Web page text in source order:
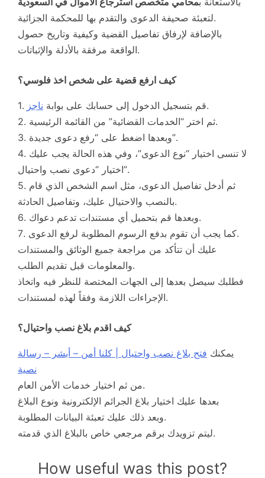
لتعبئة صحيفة الدعوى والتقدم بها للمحكمة الجزائية.
بالإضافة لإرفاق تفاصيل القضية وكيفية وتاريخ حصول
الواقعة مرفقة بالأدلة والإثباتات.
كيف ارفع قضية على شخص اخذ فلوسي؟
1. قم بتسجيل الدخول إلى حسابك على بوابة ناجز
.
2. ثم اختر “الخدمات القضائية” من القائمة الرئيسية.
3. وبعدها اضغط على “رفع دعوى جديدة”.
4. لا تنسى اختيار “نوع الدعوى”، وفي هذه الحالة يجب عليك
اختيار “دعوى نصب واحتيال”.
5. ثم أدخل تفاصيل الدعوى، مثل اسم الشخص الذي قام
بالنصب والاحتيال عليك، وتفاصيل الحادثة.
6. وبعدها قم بتحميل أي مستندات تدعم دعواك.
7. كما يجب أن تقوم بدفع الرسوم المطلوبة لرفع الدعوى.
عليك أن تتأكد من مراجعة جميع الوثائق والمستندات
والمعلومات قبل تقديم الطلب.
فطلبك سيصل بعدها إلى الجهات المختصة للنظر فيه واتخاذ
الإجراءات اللازمة وفقاً لهذه لمستندات.
كيف اقدم بلاغ نصب واحتيال؟
يمكنك فتح بلاغ نصب واحتيال | كلنا أمن – أبشر – رسالة
نصية
من ثم اختيار خدمات الأمن العام.
بعدها عليك اختيار بلاغ الجرائم الإلكترونية ونوع البلاغ
وبعد ذلك عليك تعبئة البيانات المطلوبة.
ليتم تزويدك برقم مرجعي خاص بالبلاغ الذي قدمته.
How useful was this post?